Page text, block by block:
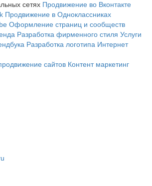
сетях Продвижение во Вконтакте
Продвижение в Одноклассниках
Оформление страниц и сообществ
Разработка фирменного стиля Услуги
Разработка логотипа Интернет
сайтов Контент маркетинг